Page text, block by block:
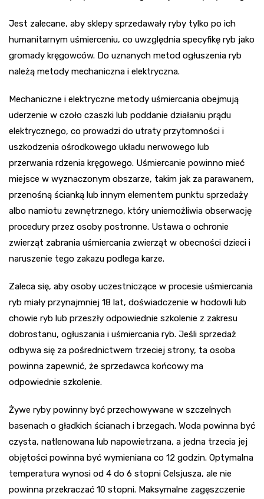
Jest zalecane, aby sklepy sprzedawały ryby tylko po ich
humanitarnym uśmierceniu, co uwzględnia specyfikę ryb jako
gromady kręgowców. Do uznanych metod ogłuszenia ryb
należą metody mechaniczna i elektryczna.
Mechaniczne i elektryczne metody uśmiercania obejmują
uderzenie w czoło czaszki lub poddanie działaniu prądu
elektrycznego, co prowadzi do utraty przytomności i
uszkodzenia ośrodkowego układu nerwowego lub
przerwania rdzenia kręgowego. Uśmiercanie powinno mieć
miejsce w wyznaczonym obszarze, takim jak za parawanem,
przenośną ścianką lub innym elementem punktu sprzedaży
albo namiotu zewnętrznego, który uniemożliwia obserwację
procedury przez osoby postronne. Ustawa o ochronie
zwierząt zabrania uśmiercania zwierząt w obecności dzieci i
naruszenie tego zakazu podlega karze.
Zaleca się, aby osoby uczestniczące w procesie uśmiercania
ryb miały przynajmniej 18 lat, doświadczenie w hodowli lub
chowie ryb lub przeszły odpowiednie szkolenie z zakresu
dobrostanu, ogłuszania i uśmiercania ryb. Jeśli sprzedaż
odbywa się za pośrednictwem trzeciej strony, ta osoba
powinna zapewnić, że sprzedawca końcowy ma
odpowiednie szkolenie.
Żywe ryby powinny być przechowywane w szczelnych
basenach o gładkich ścianach i brzegach. Woda powinna być
czysta, natlenowana lub napowietrzana, a jedna trzecia jej
objętości powinna być wymieniana co 12 godzin. Optymalna
temperatura wynosi od 4 do 6 stopni Celsjusza, ale nie
powinna przekraczać 10 stopni. Maksymalne zagęszczenie